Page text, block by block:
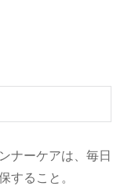
ナーケアは、毎日
すること。